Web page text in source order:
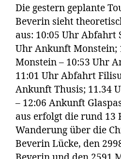
Die gestern geplante
Beverin sieht
aus: 10:05 Uhr Abfahrt
Uhr Ankunft Monstein;
Monstein – 10:53 Uhr
11:01 Uhr Abfahrt
Ankunft Thusis; 11.34
– 12:06 Ankunft
aus erfolgt die rund 13
Wanderung über die
Beverin Lücke, den